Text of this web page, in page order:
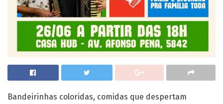
Bandeirinhas coloridas, comidas que despertam